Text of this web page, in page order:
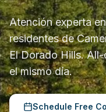
Atención experta
residentes de
El Dorado Hills.
el mismo día.
Schedule Free